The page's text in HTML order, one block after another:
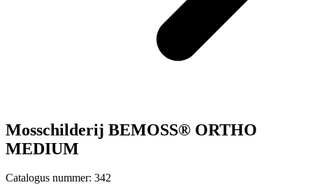
Mosschilderij BEMOSS® ORTHO
MEDIUM
Catalogus nummer: 342